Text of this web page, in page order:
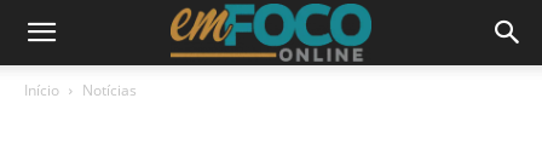
Início Notícias